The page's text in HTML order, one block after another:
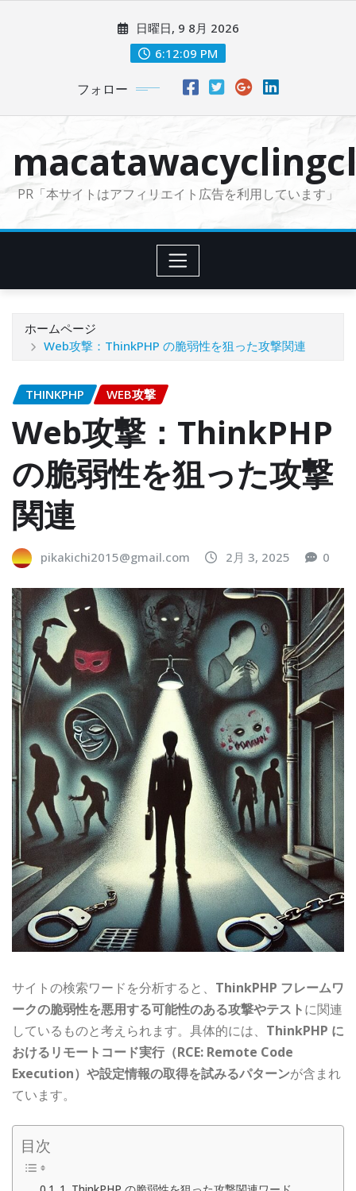
に
日曜日, 9 8月 2026
6:12:11 PM
フォロー
PR「本サイトはアフィリエイト広告を利用しています」
ホームページ
Web攻撃：ThinkPHP の脆弱性を狙った攻撃関連
THINKPHP WEB攻撃
Web攻撃：ThinkPHP
の脆弱性を狙った攻撃
関連
pikakichi2015@gmail.com 2月 3, 2025 0
サイトの検索ワードを分析すると、 ThinkPHP フレームワ
ークの脆弱性を悪用する可能性のある攻撃やテストに関連
しているものと考えられます。具体的には、 ThinkPHP に
おけるリモートコード実行（RCE: Remote Code
Execution）や設定情報の取得を試みるパターンが含まれ
ています。
目次